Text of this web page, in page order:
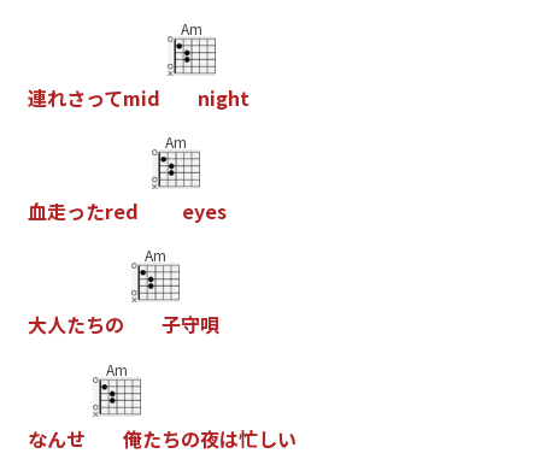
連れさってmid
Am
night
血走ったred
Am
eyes
大人たちの
Am
子守唄
なんせ
Am
俺たちの夜は忙しい